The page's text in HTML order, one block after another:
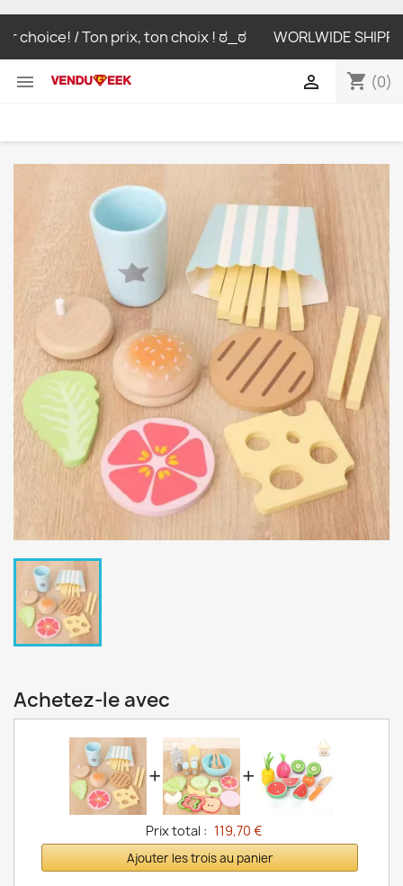
/ Ton prix, ton choix ! ಠ_ಠ WORLWIDE
 shopping_cart (0)

Achetez-le avec
+ +
Prix total : 119,70 €
Ajouter les trois au panier